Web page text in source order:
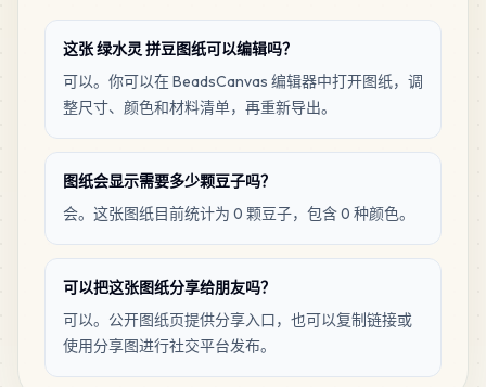
这张 绿水灵 拼豆图纸可以编辑吗？
可以。你可以在 BeadsCanvas 编辑器中打开图纸，调
整尺寸、颜色和材料清单，再重新导出。
图纸会显示需要多少颗豆子吗？
会。这张图纸目前统计为 0 颗豆子，包含 0 种颜色。
可以把这张图纸分享给朋友吗？
可以。公开图纸页提供分享入口，也可以复制链接或
使用分享图进行社交平台发布。